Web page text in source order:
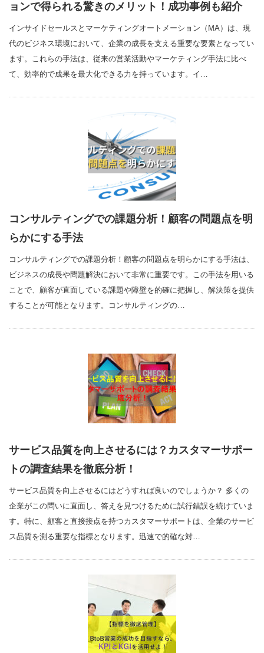
ョンで得られる驚きのメリット！成功事例も紹介
インサイドセールスとマーケティングオートメーション（MA）は、現
代のビジネス環境において、企業の成長を支える重要な要素となってい
ます。これらの手法は、従来の営業活動やマーケティング手法に比べ
て、効率的で成果を最大化できる力を持っています。イ…
コンサルティングでの課題分析！顧客の問題点を明
らかにする手法
コンサルティングでの課題分析！顧客の問題点を明らかにする手法は、
ビジネスの成長や問題解決において非常に重要です。この手法を用いる
ことで、顧客が直面している課題や障壁を的確に把握し、解決策を提供
することが可能となります。コンサルティングの…
サービス品質を向上させるには？カスタマーサポー
トの調査結果を徹底分析！
サービス品質を向上させるにはどうすれば良いのでしょうか？ 多くの
企業がこの問いに直面し、答えを見つけるために試行錯誤を続けていま
す。特に、顧客と直接接点を持つカスタマーサポートは、企業のサービ
ス品質を測る重要な指標となります。迅速で的確な対…